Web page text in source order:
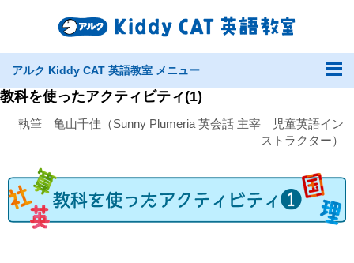
アルク Kiddy CAT 英語教室 メニュー
教科を使ったアクティビティ(1)
執筆 亀山千佳（Sunny Plumeria 英会話 主宰 児童英語イン
ストラクター）